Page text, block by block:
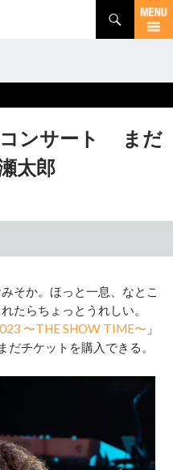
コンサート まだ
太郎
そか。ほっと一息、なとこ
たらちょっとうれしい。
〜THE SHOW TIME〜 」
チケットを購入できる。